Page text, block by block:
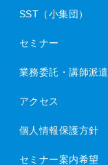
SST（小集団）
セミナー
業務委託・講師派遣
アクセス
個人情報保護方針
セミナー案内希望